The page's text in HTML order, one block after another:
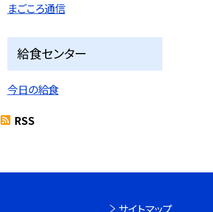
まごころ通信
給食センター
今日の給食
RSS
サイトマップ